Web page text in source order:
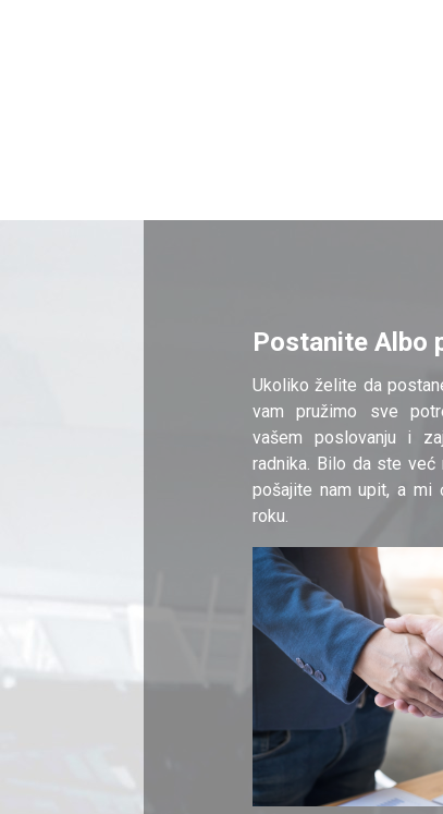
Postanite Albo
Ukoliko želite da
vam pružimo sve
vašem poslovanju i
radnika. Bilo da ste
pošajite nam upit, a mi
roku.